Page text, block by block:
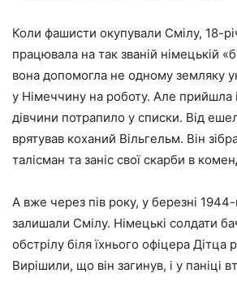
Коли фашисти окупували Смілу, 18-
працювала на так званій німецькій
вона допомогла не одному земляку
у Німеччину на роботу. Але прийшла і
дівчини потрапило у списки. Від
врятував коханий Вільгельм. Він
талісман та заніс свої скарби в
А вже через пів року, у березні
залишали Смілу. Німецькі солдати
обстрілу біля їхнього офіцера Дітца
Вирішили, що він загинув, і у паніці